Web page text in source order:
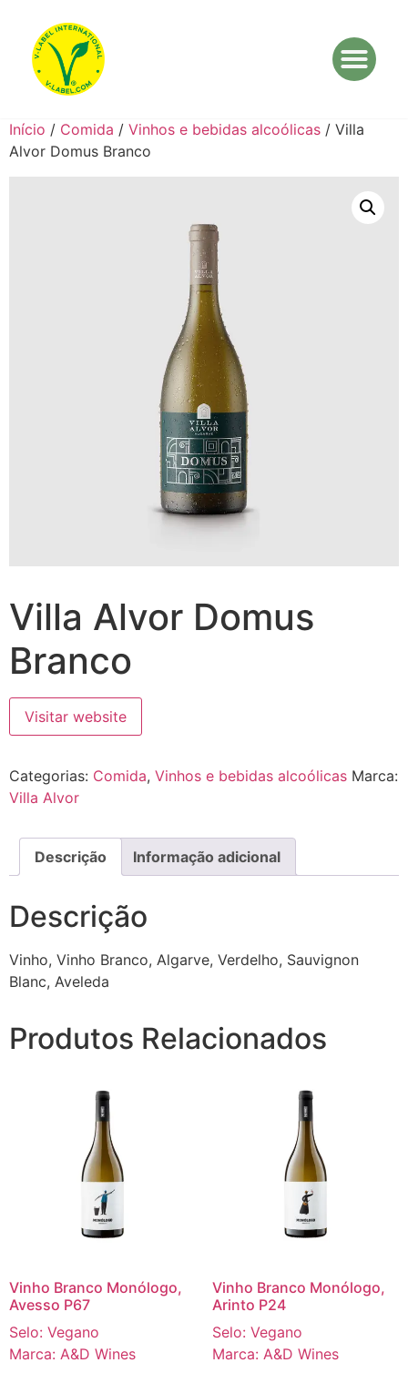
Início / Comida / Vinhos e bebidas alcoólicas / Villa
Alvor Domus Branco
Villa Alvor Domus
Branco
Visitar website
Categorias: Comida, Vinhos e bebidas alcoólicas Marca:
Villa Alvor
Descrição Informação adicional
Descrição
Vinho, Vinho Branco, Algarve, Verdelho, Sauvignon
Blanc, Aveleda
Produtos Relacionados
Vinho Branco Monólogo,
Avesso P67
Selo: Vegano
Marca: A&D Wines
Vinho Branco Monólogo,
Arinto P24
Selo: Vegano
Marca: A&D Wines